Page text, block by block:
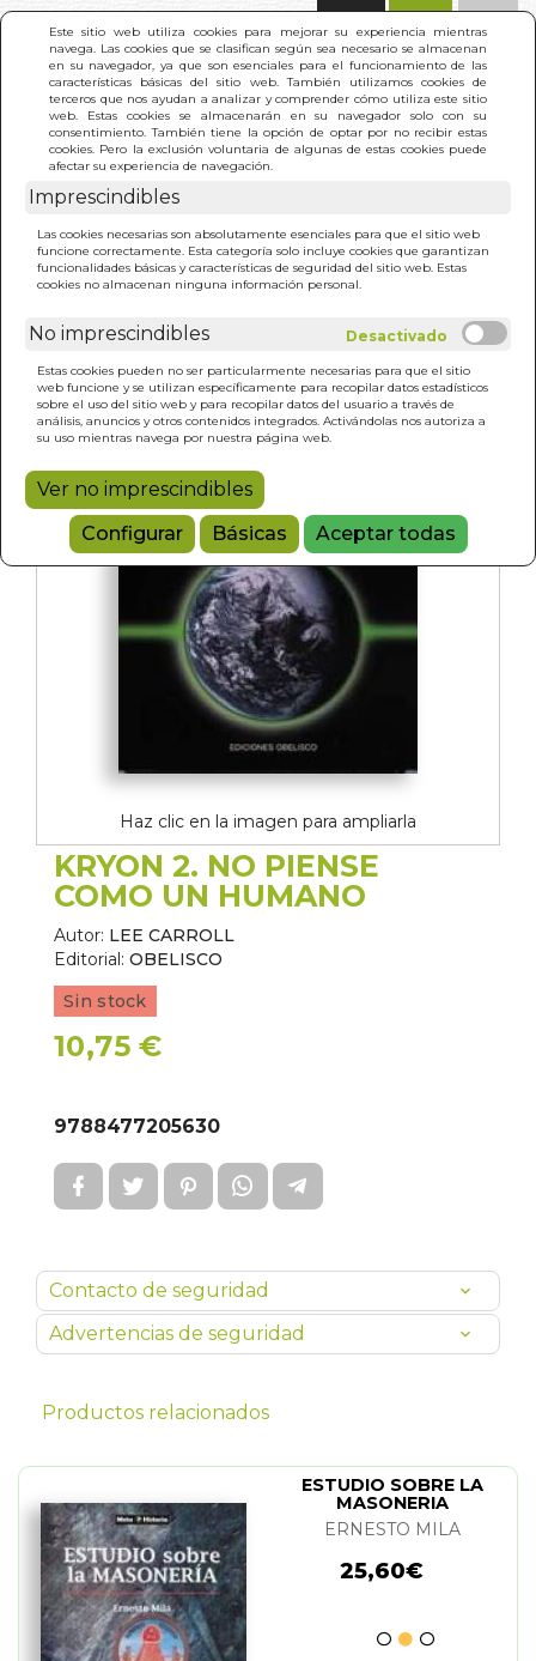
Este sitio web utiliza cookies para mejorar su experiencia mientras
navega. Las cookies que se clasifican según sea necesario se almacenan
en su navegador, ya que son esenciales para el funcionamiento de las
características básicas del sitio web. También utilizamos cookies de
terceros que nos ayudan a analizar y comprender cómo utiliza este sitio
web. Estas cookies se almacenarán en su navegador solo con su
consentimiento. También tiene la opción de optar por no recibir estas
cookies. Pero la exclusión voluntaria de algunas de estas cookies puede
afectar su experiencia de navegación.
Imprescindibles
Las cookies necesarias son absolutamente esenciales para que el sitio web
funcione correctamente. Esta categoría solo incluye cookies que garantizan
funcionalidades básicas y características de seguridad del sitio web. Estas
cookies no almacenan ninguna información personal.
No imprescindibles
Estas cookies pueden no ser particularmente necesarias para que el sitio
web funcione y se utilizan específicamente para recopilar datos estadísticos
sobre el uso del sitio web y para recopilar datos del usuario a través de
análisis, anuncios y otros contenidos integrados. Activándolas nos autoriza a
su uso mientras navega por nuestra página web.
Ver no imprescindibles
Configurar
Básicas Aceptar todas
INICIO >
Haz clic en la imagen para ampliarla
KRYON 2. NO PIENSE
COMO UN HUMANO
Autor: LEE CARROLL
Editorial: OBELISCO
Sin stock
10,75 €
9788477205630
Contacto de seguridad
Advertencias de seguridad
Productos relacionados
ESTUDIO SOBRE LA
MASONERIA
ERNESTO MILA
25,60€